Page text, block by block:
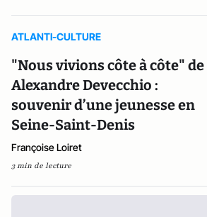
ATLANTI-CULTURE
"Nous vivions côte à côte" de
Alexandre Devecchio :
souvenir d’une jeunesse en
Seine-Saint-Denis
Françoise Loiret
3 min de lecture